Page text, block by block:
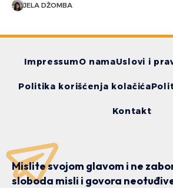
JELA DŽOMBA
ImpressumO namaUslovi i
Politika korišćenja kolačića
Kontakt
Mislite svojom glavom i ne
sloboda misli i govora